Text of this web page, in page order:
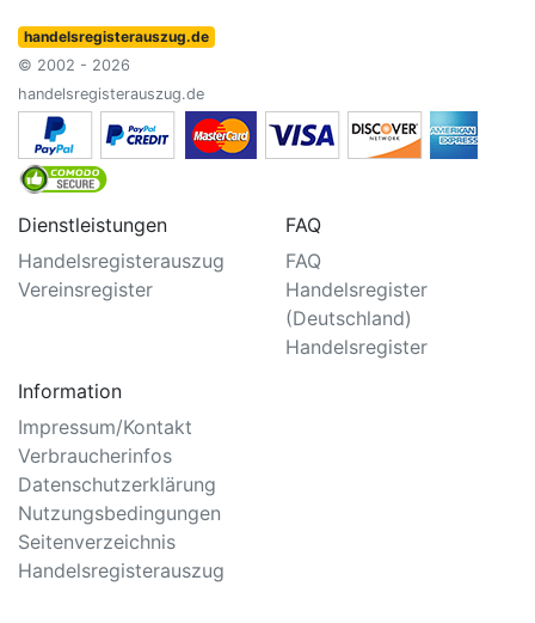
handelsregisterauszug.de
© 2002 - 2026
handelsregisterauszug.de
Dienstleistungen
Handelsregisterauszug
Vereinsregister
FAQ
FAQ
Handelsregister
(Deutschland)
Handelsregister
Information
Impressum/Kontakt
Verbraucherinfos
Datenschutzerklärung
Nutzungsbedingungen
Seitenverzeichnis
Handelsregisterauszug